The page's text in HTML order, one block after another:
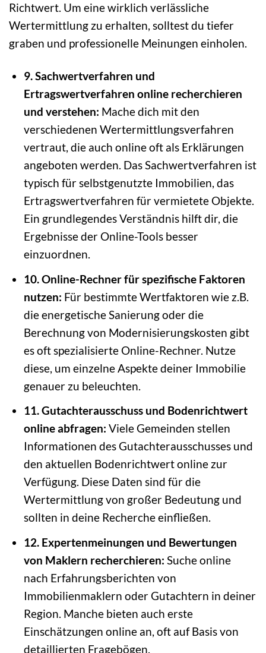
Richtwert. Um eine wirklich verlässliche
Wertermittlung zu erhalten, solltest du tiefer
graben und professionelle Meinungen einholen.
9. Sachwertverfahren und
Ertragswertverfahren online recherchieren
und verstehen: Mache dich mit den
verschiedenen Wertermittlungsverfahren
vertraut, die auch online oft als Erklärungen
angeboten werden. Das Sachwertverfahren ist
typisch für selbstgenutzte Immobilien, das
Ertragswertverfahren für vermietete Objekte.
Ein grundlegendes Verständnis hilft dir, die
Ergebnisse der Online-Tools besser
einzuordnen.
10. Online-Rechner für spezifische Faktoren
nutzen: Für bestimmte Wertfaktoren wie z.B.
die energetische Sanierung oder die
Berechnung von Modernisierungskosten gibt
es oft spezialisierte Online-Rechner. Nutze
diese, um einzelne Aspekte deiner Immobilie
genauer zu beleuchten.
11. Gutachterausschuss und Bodenrichtwert
online abfragen: Viele Gemeinden stellen
Informationen des Gutachterausschusses und
den aktuellen Bodenrichtwert online zur
Verfügung. Diese Daten sind für die
Wertermittlung von großer Bedeutung und
sollten in deine Recherche einfließen.
12. Expertenmeinungen und Bewertungen
von Maklern recherchieren: Suche online
nach Erfahrungsberichten von
Immobilienmaklern oder Gutachtern in deiner
Region. Manche bieten auch erste
Einschätzungen online an, oft auf Basis von
detaillierten Fragebögen.